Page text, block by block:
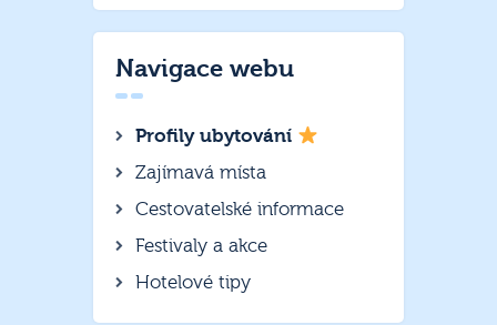
Navigace webu
Profily ubytování
Zajímavá místa
Cestovatelské informace
Festivaly a akce
Hotelové tipy